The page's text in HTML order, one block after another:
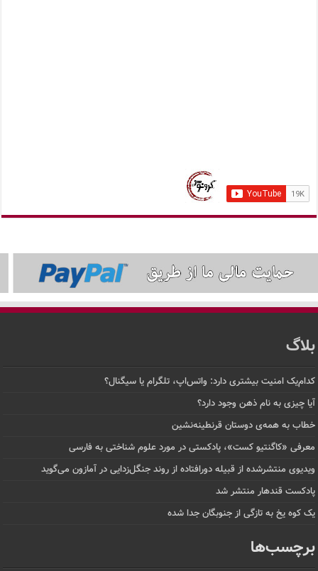
بلاگ
کدام‌یک امنیت بیشتری دارد: واتس‌اپ، تلگرام یا سیگنال؟
آیا چیزی به نام ذهن وجود دارد؟
خطاب به همه‌ی دوستان قرنطینه‌نشین
معرفی «کاگنتیو کست»، پادکستی در مورد علوم شناختی به فارسی
ویدیوی منتشرشده از قبیله دورافتاده‌ از روند جنگل‌زدایی در آمازون می‌گوید
پادکست قندهار منتشر شد
یک کوه یخ به تازگی از جنوبگان جدا شده
برچسب‌ها